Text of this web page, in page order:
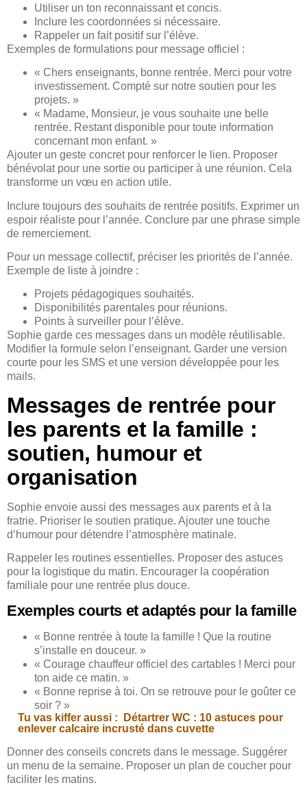
Utiliser un ton reconnaissant et concis.
Inclure les coordonnées si nécessaire.
Rappeler un fait positif sur l’élève.
Exemples de formulations pour message officiel :
« Chers enseignants, bonne rentrée. Merci pour votre
investissement. Compté sur notre soutien pour les
projets. »
« Madame, Monsieur, je vous souhaite une belle
rentrée. Restant disponible pour toute information
concernant mon enfant. »
Ajouter un geste concret pour renforcer le lien. Proposer
bénévolat pour une sortie ou participer à une réunion. Cela
transforme un vœu en action utile.
Inclure toujours des souhaits de rentrée positifs. Exprimer un
espoir réaliste pour l’année. Conclure par une phrase simple
de remerciement.
Pour un message collectif, préciser les priorités de l’année.
Exemple de liste à joindre :
Projets pédagogiques souhaités.
Disponibilités parentales pour réunions.
Points à surveiller pour l’élève.
Sophie garde ces messages dans un modèle réutilisable.
Modifier la formule selon l’enseignant. Garder une version
courte pour les SMS et une version développée pour les
mails.
Messages de rentrée pour
les parents et la famille :
soutien, humour et
organisation
Sophie envoie aussi des messages aux parents et à la
fratrie. Prioriser le soutien pratique. Ajouter une touche
d’humour pour détendre l’atmosphère matinale.
Rappeler les routines essentielles. Proposer des astuces
pour la logistique du matin. Encourager la coopération
familiale pour une rentrée plus douce.
Exemples courts et adaptés pour la famille
« Bonne rentrée à toute la famille ! Que la routine
s’installe en douceur. »
« Courage chauffeur officiel des cartables ! Merci pour
ton aide ce matin. »
« Bonne reprise à toi. On se retrouve pour le goûter ce
soir ? »
Tu vas kiffer aussi :
Détartrer WC : 10 astuces pour
enlever calcaire incrusté dans cuvette
Donner des conseils concrets dans le message. Suggérer
un menu de la semaine. Proposer un plan de coucher pour
faciliter les matins.